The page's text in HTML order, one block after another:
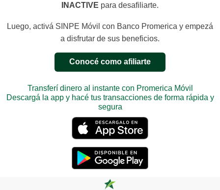
INACTIVE para desafiliarte.
Luego, activá SINPE Móvil con Banco Promerica y empezá
a disfrutar de sus beneficios.
Conocé como afiliarte
Transferí dinero al instante con Promerica Móvil
Descargá la app y hacé tus transacciones de forma rápida y
segura